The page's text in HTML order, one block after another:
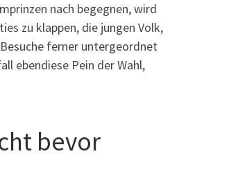
nach begegnen, wird
zu klappen, die jungen Volk,
ferner untergeordnet
ebendiese Pein der Wahl,
bevor